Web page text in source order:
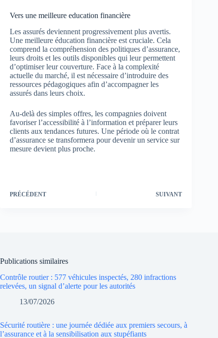
Vers une meilleure education financière
Les assurés deviennent progressivement plus avertis.
Une meilleure éducation financière est cruciale. Cela
comprend la compréhension des politiques d’assurance,
leurs droits et les outils disponibles qui leur permettent
d’optimiser leur couverture. Face à la complexité
actuelle du marché, il est nécessaire d’introduire des
ressources pédagogiques afin d’accompagner les
assurés dans leurs choix.
Au-delà des simples offres, les compagnies doivent
favoriser l’accessibilité à l’information et préparer leurs
clients aux tendances futures. Une période où le contrat
d’assurance se transformera pour devenir un service sur
mesure devient plus proche.
PRÉCÉDENT SUIVANT
Publications similaires
Contrôle routier : 577 véhicules inspectés, 280 infractions
relevées, un signal d’alerte pour les autorités
13/07/2026
Sécurité routière : une journée dédiée aux premiers secours, à
l’assurance et à la sensibilisation aux stupéfiants